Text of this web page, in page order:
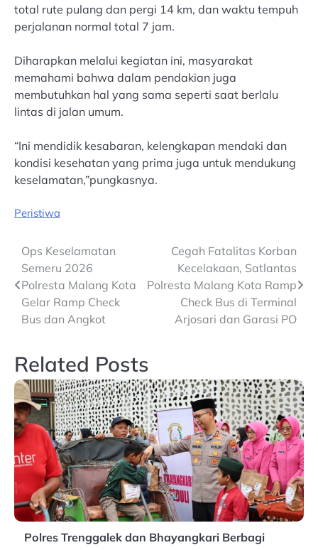
total rute pulang dan pergi 14 km, dan waktu tempuh
perjalanan normal total 7 jam.
Diharapkan melalui kegiatan ini, masyarakat
memahami bahwa dalam pendakian juga
membutuhkan hal yang sama seperti saat berlalu
lintas di jalan umum.
“Ini mendidik kesabaran, kelengkapan mendaki dan
kondisi kesehatan yang prima juga untuk mendukung
keselamatan,”pungkasnya.
Peristiwa
Post
navigation
Ops Keselamatan
Semeru 2026
Polresta Malang Kota
Gelar Ramp Check
Bus dan Angkot
Cegah Fatalitas Korban
Kecelakaan, Satlantas
Polresta Malang Kota Ramp
Check Bus di Terminal
Arjosari dan Garasi PO
Related Posts
Polres Trenggalek dan Bhayangkari Berbagi